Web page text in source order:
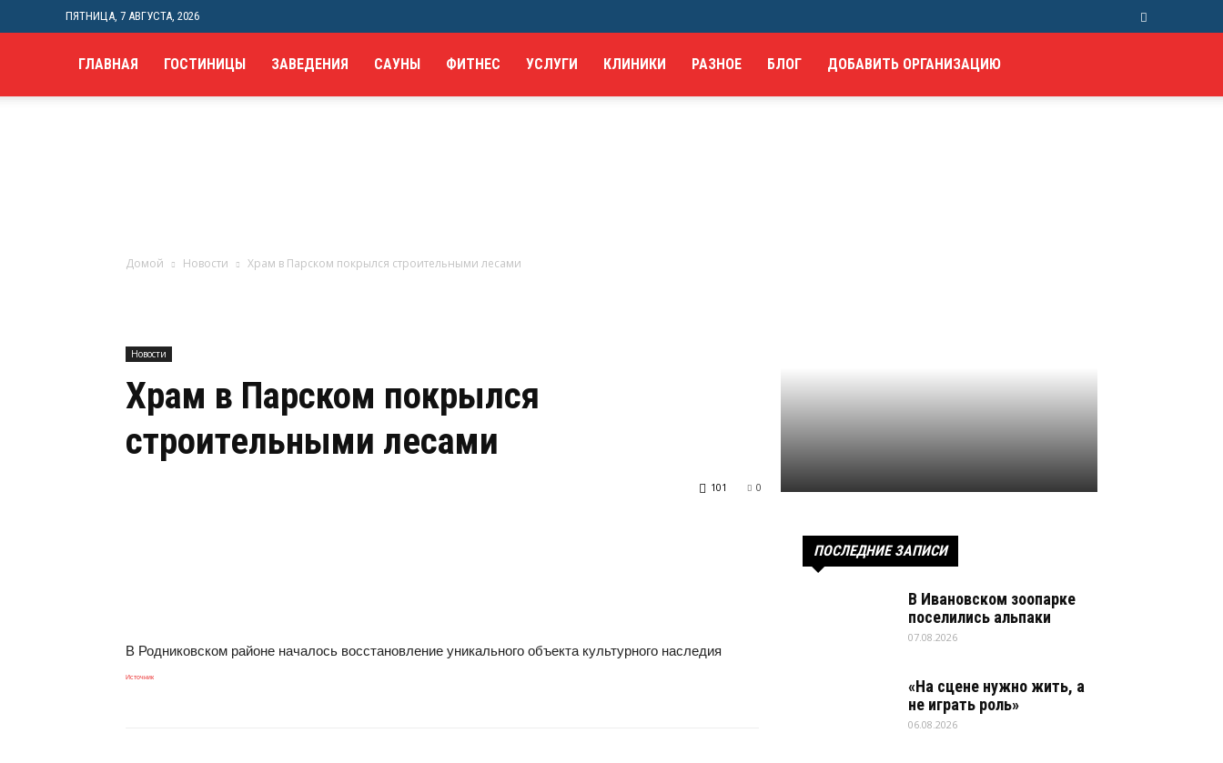
ПЯТНИЦА, 7 АВГУСТА, 2026
ГЛАВНАЯ ГОСТИНИЦЫ ЗАВЕДЕНИЯ САУНЫ ФИТНЕС УСЛУГИ КЛИНИКИ РАЗНОЕ БЛОГ ДОБАВИТЬ ОРГАНИЗАЦИЮ
Домой Новости Храм в Парском покрылся строительными лесами
Новости
Храм в Парском покрылся
строительными лесами
0
101
В Родниковском районе началось восстановление уникального объекта культурного наследия
Источник
ПОСЛЕДНИЕ ЗАПИСИ
В Ивановском зоопарке
поселились альпаки
07.08.2026
«На сцене нужно жить, а
не играть роль»
06.08.2026